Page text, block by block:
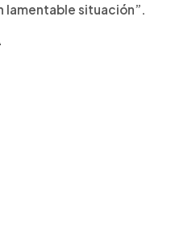
lamentable situación”.